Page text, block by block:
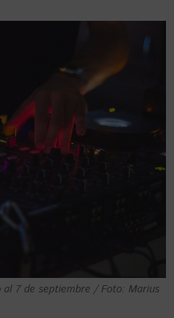
7 de septiembre / Foto: Marius